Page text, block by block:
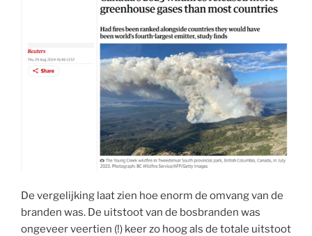
De vergelijking laat zien hoe enorm de omvang van de
branden was. De uitstoot van de bosbranden was
ongeveer veertien (!) keer zo hoog als de totale uitstoot